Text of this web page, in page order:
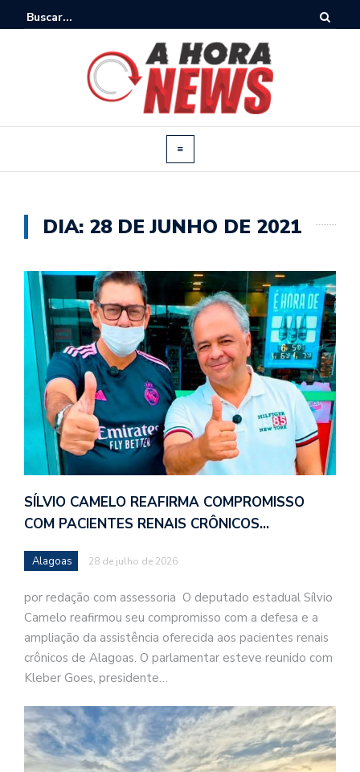
DIA: 28 DE JUNHO DE 2021
SÍLVIO CAMELO REAFIRMA COMPROMISSO
COM PACIENTES RENAIS CRÔNICOS…
Alagoas 28 de julho de 2026
por redação com assessoria O deputado estadual Sílvio
Camelo reafirmou seu compromisso com a defesa e a
ampliação da assistência oferecida aos pacientes renais
crônicos de Alagoas. O parlamentar esteve reunido com
Kleber Goes, presidente…